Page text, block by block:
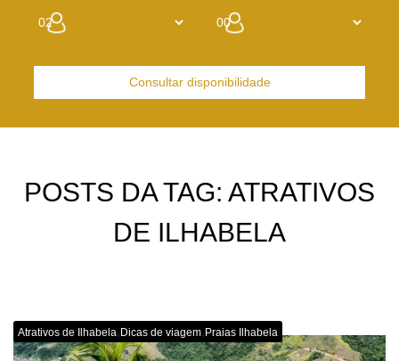
Consultar disponibilidade
POSTS DA TAG: ATRATIVOS
DE ILHABELA
Atrativos de Ilhabela, Dicas de viagem, Praias Ilhabela